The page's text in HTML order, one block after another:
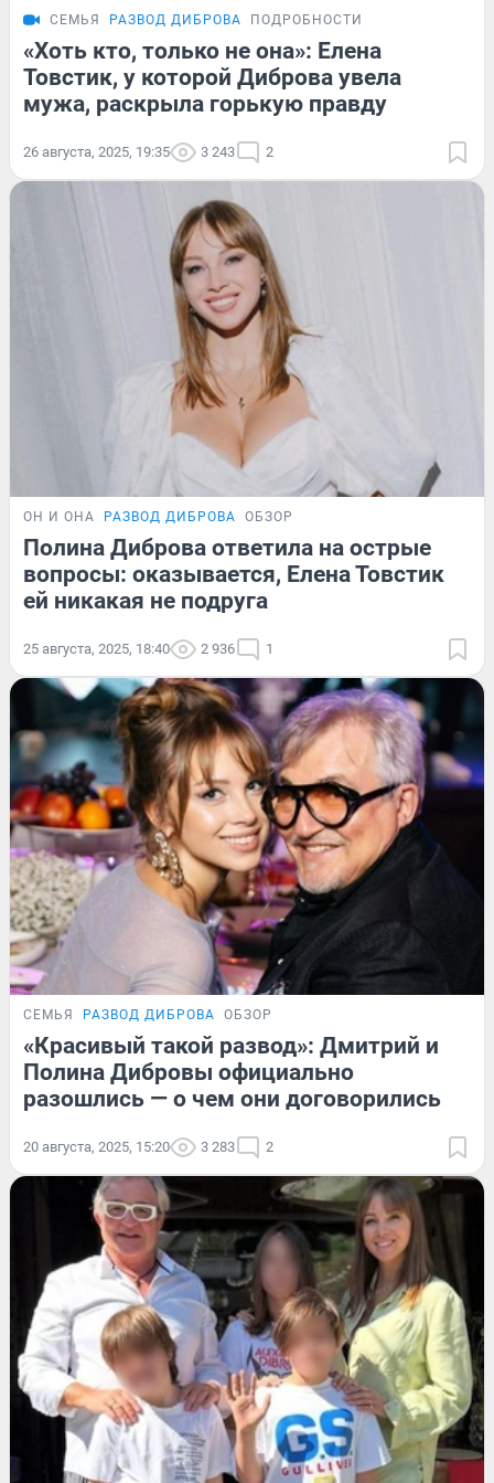
СЕМЬЯ РАЗВОД ДИБРОВА ПОДРОБНОСТИ
«Хоть кто, только не она»: Елена
Товстик, у которой Диброва увела
мужа, раскрыла горькую правду
26 августа, 2025, 19:35 3 243 2
ОН И ОНА РАЗВОД ДИБРОВА ОБЗОР
Полина Диброва ответила на острые
вопросы: оказывается, Елена Товстик
ей никакая не подруга
25 августа, 2025, 18:40 2 936 1
СЕМЬЯ РАЗВОД ДИБРОВА ОБЗОР
«Красивый такой развод»: Дмитрий и
Полина Дибровы официально
разошлись — о чем они договорились
20 августа, 2025, 15:20 3 283 2